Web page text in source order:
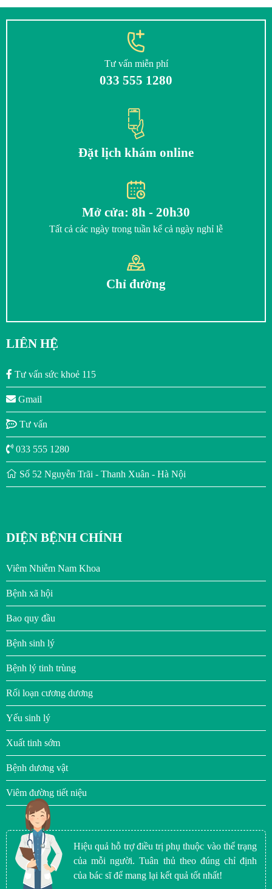
Tư vấn miễn phí
033 555 1280
Đặt lịch khám online
Mở cửa: 8h - 20h30
Tất cả các ngày trong tuần kể cả ngày nghỉ lễ
Chỉ đường
LIÊN HỆ
Tư vấn sức khoẻ 115
Gmail
Tư vấn
033 555 1280
Số 52 Nguyễn Trãi - Thanh Xuân - Hà Nội
DIỆN BỆNH CHÍNH
Viêm Nhiễm Nam Khoa
Bệnh xã hội
Bao quy đầu
Bệnh sinh lý
Bệnh lý tinh trùng
Rối loạn cương dương
Yếu sinh lý
Xuất tinh sớm
Bệnh dương vật
Viêm đường tiết niệu
Hiệu quả hỗ trợ điều trị phụ thuộc vào thể trạng
của mỗi người. Tuân thủ theo đúng chỉ định
của bác sĩ để mang lại kết quả tốt nhất!